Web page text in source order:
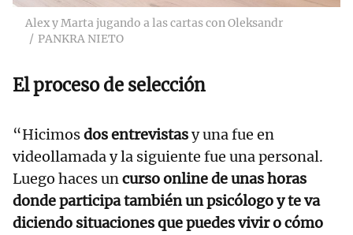
Alex y Marta jugando a las cartas con Oleksandr
PANKRA NIETO
El proceso de selección
“Hicimosdos entrevistasy una fue en
videollamada y la siguiente fue una personal.
Luego haces uncurso online de unas horas
donde participa también un psicólogo y te va
diciendo situaciones que puedes vivir o cómo